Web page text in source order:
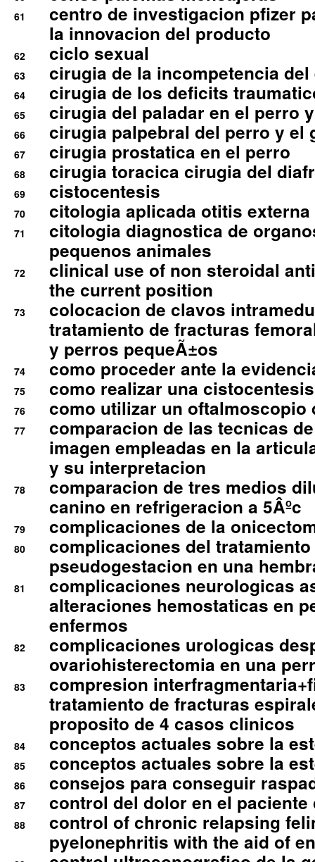
61
centro de investigacion pfizer
la innovacion del producto
62 ciclo sexual
63 cirugia de la incompetencia
64 cirugia de los deficits
65 cirugia del paladar en el perro
66 cirugia palpebral del perro y el
67 cirugia prostatica en el perro
68 cirugia toracica cirugia del
69 cistocentesis
70 citologia aplicada otitis externa
71
citologia diagnostica de
pequenos animales
72
clinical use of non steroidal
the current position
73
colocacion de clavos
tratamiento de fracturas
y perros pequeÃ±os
74 como proceder ante la
75 como realizar una
76 como utilizar un oftalmoscopio
77
comparacion de las tecnicas
imagen empleadas en la
y su interpretacion
78
comparacion de tres medios
canino en refrigeracion a 5Âºc
79 complicaciones de la
80
complicaciones del
pseudogestacion en una
81
complicaciones neurologicas
alteraciones hemostaticas en
enfermos
82
complicaciones urologicas
ovariohisterectomia en una
83
compresion
tratamiento de fracturas
proposito de 4 casos clinicos
84 conceptos actuales sobre la
85 conceptos actuales sobre la
86 consejos para conseguir
87 control del dolor en el
88
control of chronic relapsing
pyelonephritis with the aid of